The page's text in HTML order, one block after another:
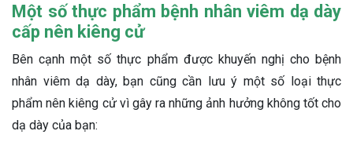
Một số thực phẩm bệnh nhân viêm dạ dày
cấp nên kiêng cử
Bên cạnh một số thực phẩm được khuyến nghị cho bệnh
nhân viêm dạ dày, bạn cũng cần lưu ý một số loại thực
phẩm nên kiêng cử vì gây ra những ảnh hưởng không tốt cho
dạ dày của bạn: